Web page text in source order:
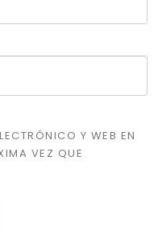
Y WEB EN
VEZ QUE